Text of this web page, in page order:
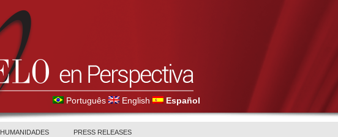
Português English Español
HUMANIDADES PRESS RELEASES